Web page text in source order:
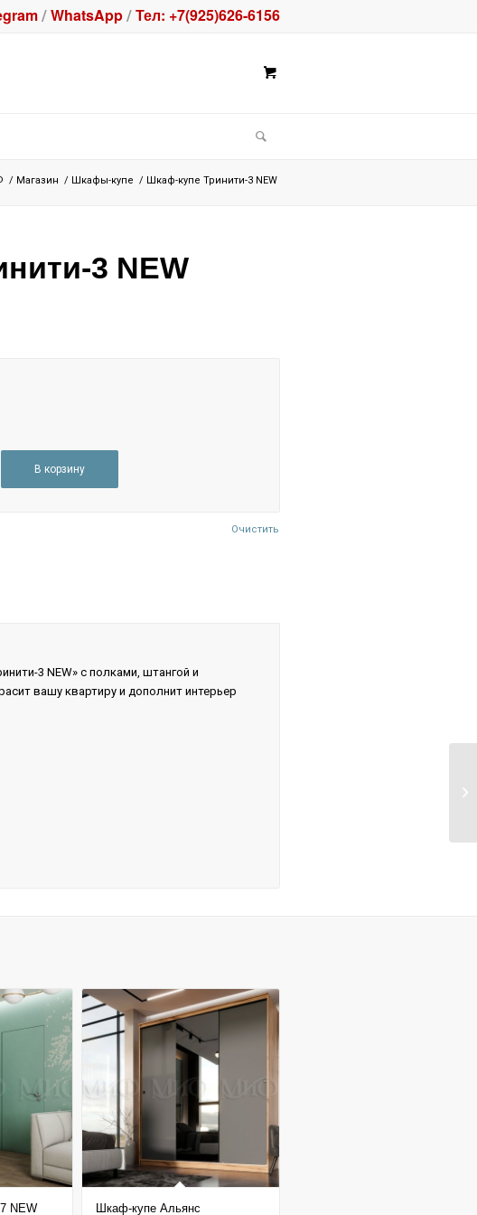
/ WhatsApp / Тел: +7(925)626-6156
/ Магазин / Шкафы-купе / Шкаф-купе Тринити-3 NEW
3 NEW
Очистить
В корзину
3 NEW» с полками, штангой и
вашу квартиру и дополнит интерьер
NEW Шкаф-купе Альянс